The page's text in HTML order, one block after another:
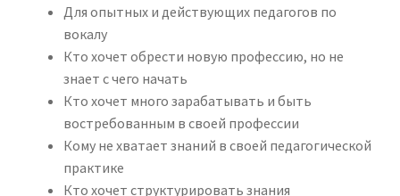
Для опытных и действующих педагогов по
вокалу
Кто хочет обрести новую профессию, но не
знает с чего начать
Кто хочет много зарабатывать и быть
востребованным в своей профессии
Кому не хватает знаний в своей педагогической
практике
Кто хочет структурировать знания